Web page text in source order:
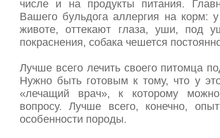
числе и на продукты питания.
Вашего бульдога аллергия на корм:
животе, оттекают глаза, уши, под
покраснения, собака чешется
Лучше всего лечить своего питомца
Нужно быть готовым к тому, что у
«лечащий врач», к которому
вопросу. Лучше всего, конечно,
особенности породы.